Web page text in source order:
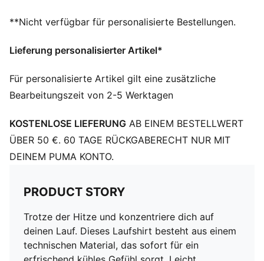
**Nicht verfügbar für personalisierte Bestellungen.
Lieferung personalisierter Artikel*
Für personalisierte Artikel gilt eine zusätzliche
Bearbeitungszeit von 2-5 Werktagen
KOSTENLOSE LIEFERUNG AB EINEM BESTELLWERT
ÜBER 50 €. 60 TAGE RÜCKGABERECHT NUR MIT
DEINEM PUMA KONTO.
PRODUCT STORY
Trotze der Hitze und konzentriere dich auf
deinen Lauf. Dieses Laufshirt besteht aus einem
technischen Material, das sofort für ein